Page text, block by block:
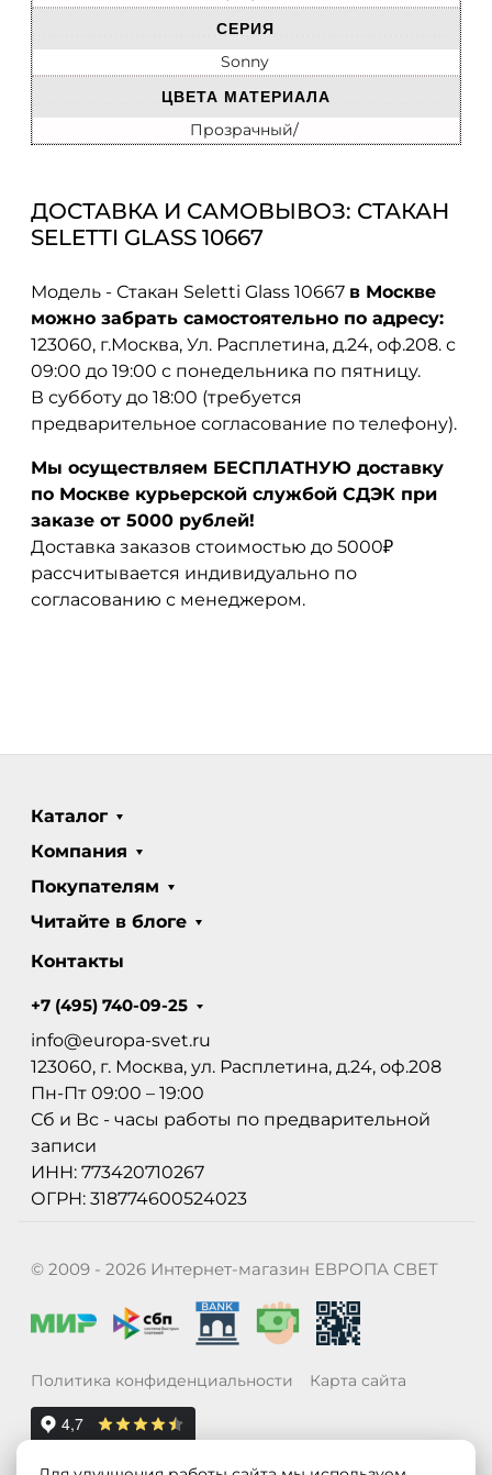
СЕРИЯ
Sonny
ЦВЕТА МАТЕРИАЛА
Прозрачный/
ДОСТАВКА И САМОВЫВОЗ: СТАКАН
SELETTI GLASS 10667
Модель - Стакан Seletti Glass 10667 в Москве
можно забрать самостоятельно по адресу:
123060, г.Москва, Ул. Расплетина, д.24, оф.208. с
09:00 до 19:00 с понедельника по пятницу.
В субботу до 18:00 (требуется
предварительное согласование по телефону).
Мы осуществляем БЕСПЛАТНУЮ доставку
по Москве курьерской службой СДЭК при
заказе от 5000 рублей!
Доставка заказов стоимостью до 5000₽
рассчитывается индивидуально по
согласованию с менеджером.
Каталог
Компания
Покупателям
Читайте в блоге
Контакты
+7 (495) 740-09-25
info@europa-svet.ru
123060, г. Москва, ул. Расплетина, д.24, оф.208
Пн-Пт 09:00 – 19:00
Сб и Вс - часы работы по предварительной
записи
ИНН: 773420710267
ОГРН: 318774600524023
© 2009 - 2026 Интернет-магазин ЕВРОПА СВЕТ
Политика конфиденциальности Карта сайта